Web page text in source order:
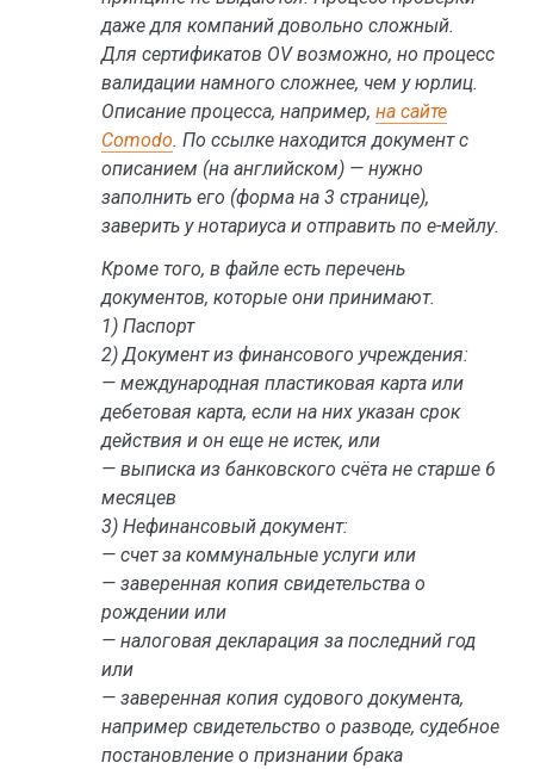
даже для компаний довольно сложный.
Для сертификатов OV возможно, но процесс
валидации намного сложнее, чем у юрлиц.
Описание процесса, например, на сайте
Comodo. По ссылке находится документ с
описанием (на английском) — нужно
заполнить его (форма на 3 странице),
заверить у нотариуса и отправить по е-мейлу.
Кроме того, в файле есть перечень
документов, которые они принимают.
1) Паспорт
2) Документ из финансового учреждения:
— международная пластиковая карта или
дебетовая карта, если на них указан срок
действия и он еще не истек, или
— выписка из банковского счёта не старше 6
месяцев
3) Нефинансовый документ:
— счет за коммунальные услуги или
— заверенная копия свидетельства о
рождении или
— налоговая декларация за последний год
или
— заверенная копия судового документа,
например свидетельство о разводе, судебное
постановление о признании брака